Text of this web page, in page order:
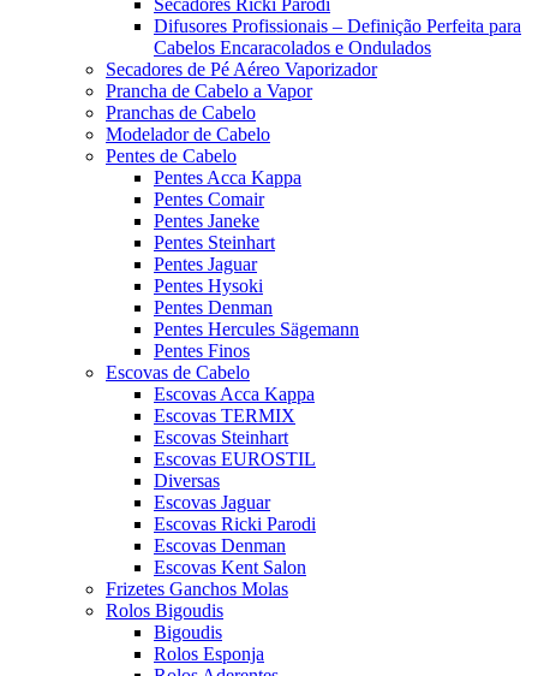
Secadores Ricki Parodi
Difusores Profissionais – Definição Perfeita para
Cabelos Encaracolados e Ondulados
Secadores de Pé Aéreo Vaporizador
Prancha de Cabelo a Vapor
Pranchas de Cabelo
Modelador de Cabelo
Pentes de Cabelo
Pentes Acca Kappa
Pentes Comair
Pentes Janeke
Pentes Steinhart
Pentes Jaguar
Pentes Hysoki
Pentes Denman
Pentes Hercules Sägemann
Pentes Finos
Escovas de Cabelo
Escovas Acca Kappa
Escovas TERMIX
Escovas Steinhart
Escovas EUROSTIL
Diversas
Escovas Jaguar
Escovas Ricki Parodi
Escovas Denman
Escovas Kent Salon
Frizetes Ganchos Molas
Rolos Bigoudis
Bigoudis
Rolos Esponja